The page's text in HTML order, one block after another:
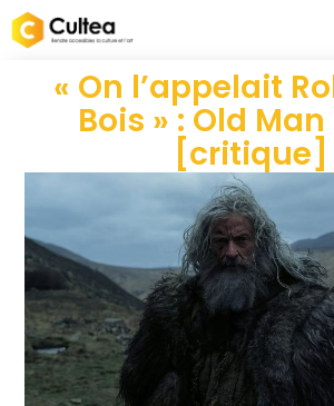
« On l’appelait
Bois » : Old
[critique]